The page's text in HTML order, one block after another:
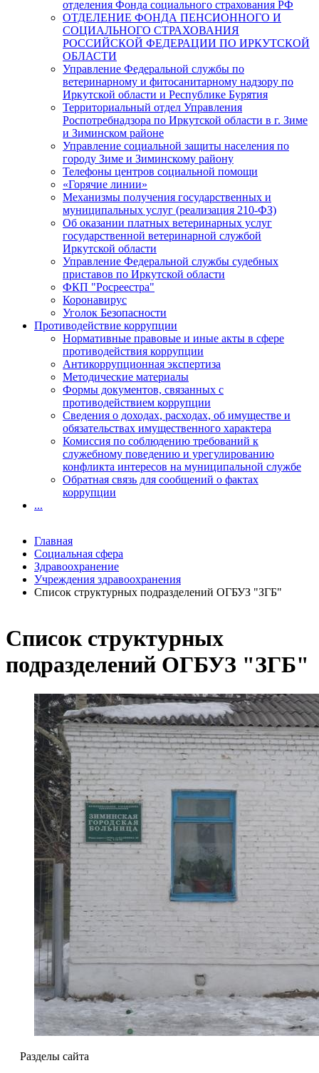
Список структурных
подразделений ОГБУЗ "ЗГБ"
Разделы сайта
отделения Фонда социального страхования РФ
ОТДЕЛЕНИЕ ФОНДА ПЕНСИОННОГО И
СОЦИАЛЬНОГО СТРАХОВАНИЯ
РОССИЙСКОЙ ФЕДЕРАЦИИ ПО ИРКУТСКОЙ
ОБЛАСТИ
Управление Федеральной службы по
ветеринарному и фитосанитарному надзору по
Иркутской области и Республике Бурятия
Территориальный отдел Управления
Роспотребнадзора по Иркутской области в г. Зиме
и Зиминском районе
Управление социальной защиты населения по
городу Зиме и Зиминскому району
Телефоны центров социальной помощи
«Горячие линии»
Механизмы получения государственных и
муниципальных услуг (реализация 210-ФЗ)
Об оказании платных ветеринарных услуг
государственной ветеринарной службой
Иркутской области
Управление Федеральной службы судебных
приставов по Иркутской области
ФКП "Росреестра"
Коронавирус
Уголок Безопасности
Противодействие коррупции
Нормативные правовые и иные акты в сфере
противодействия коррупции
Антикоррупционная экспертиза
Методические материалы
Формы документов, связанных с
противодействием коррупции
Сведения о доходах, расходах, об имуществе и
обязательствах имущественного характера
Комиссия по соблюдению требований к
служебному поведению и урегулированию
конфликта интересов на муниципальной службе
Обратная связь для сообщений о фактах
коррупции
...
Главная
Социальная сфера
Здравоохранение
Учреждения здравоохранения
Список структурных подразделений ОГБУЗ "ЗГБ"